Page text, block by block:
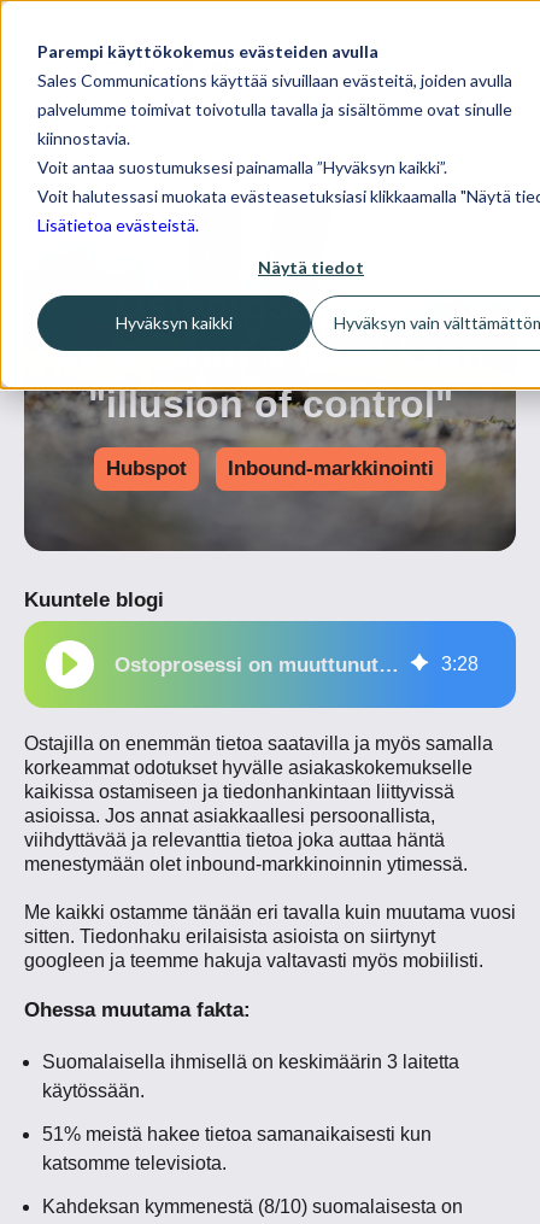
Parempi käyttökokemus evästeiden avulla
Sales Communications käyttää sivuillaan evästeitä, joiden avulla
palvelumme toimivat toivotulla tavalla ja sisältömme ovat sinulle
kiinnostavia.
Voit antaa suostumuksesi painamalla ”Hyväksyn kaikki”.
Voit halutessasi muokata evästeasetuksiasi klikkaamalla "Näytä
Lisätietoa evästeistä.
Näytä tiedot
Hyväksyn kaikki Hyväksyn vain
Ostoprosessi on
muuttunut & asiakkaan
"illusion of control"
Hubspot Inbound-markkinointi
Kuuntele blogi
Ostoprosessi on muuttunut & asiakkaan "illusion of control" 3:28
Ostajilla on enemmän tietoa saatavilla ja myös samalla
korkeammat odotukset hyvälle asiakaskokemukselle
kaikissa ostamiseen ja tiedonhankintaan liittyvissä
asioissa. Jos annat asiakkaallesi persoonallista,
viihdyttävää ja relevanttia tietoa joka auttaa häntä
menestymään olet inbound-markkinoinnin ytimessä.
Me kaikki ostamme tänään eri tavalla kuin muutama vuosi
sitten. Tiedonhaku erilaisista asioista on siirtynyt
googleen ja teemme hakuja valtavasti myös mobiilisti.
Ohessa muutama fakta:
Suomalaisella ihmisellä on keskimäärin 3 laitetta
käytössään.
51% meistä hakee tietoa samanaikaisesti kun
katsomme televisiota.
Kahdeksan kymmenestä (8/10) suomalaisesta on